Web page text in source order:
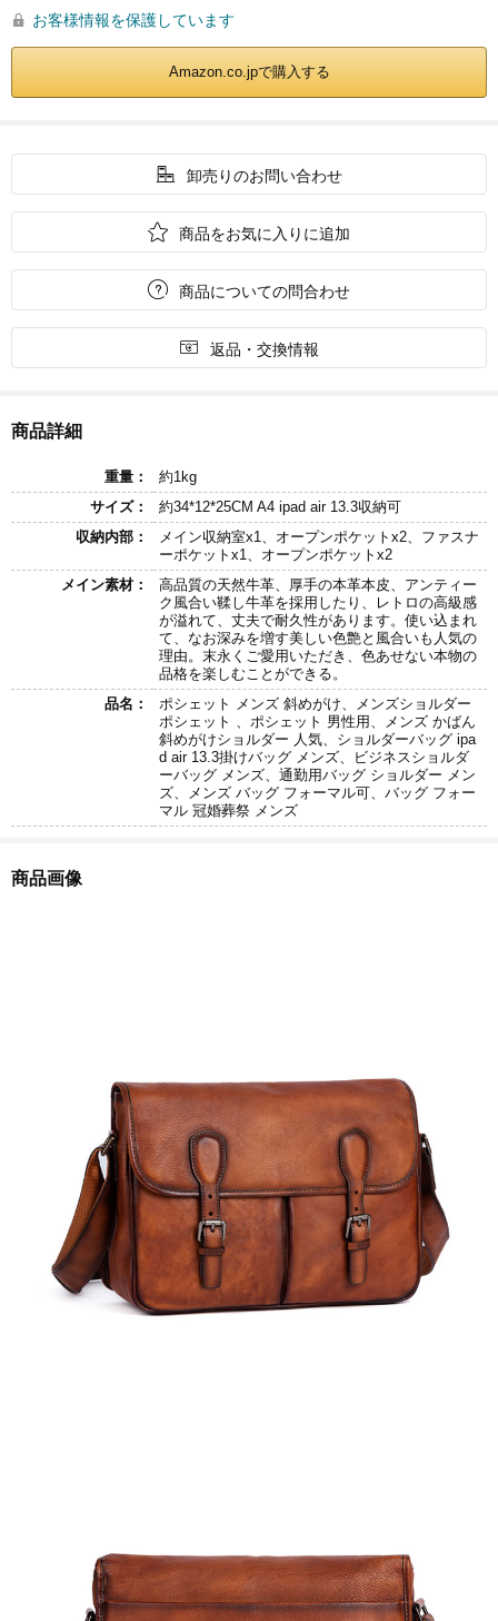
 お客様情報を保護しています
Amazon.co.jpで購入する
 卸売りのお問い合わせ
 商品をお気に入りに追加
 商品についての問合わせ
 返品・交換情報
商品詳細
重量：
約1kg
サイズ：
約34*12*25CM A4 ipad air 13.3収納可
収納内部：
メイン収納室x1、オープンポケットx2、ファスナ
ーポケットx1、オープンポケットx2
メイン素材：
高品質の天然牛革、厚手の本革本皮、アンティー
ク風合い鞣し牛革を採用したり、レトロの高級感
が溢れて、丈夫で耐久性があります。使い込まれ
て、なお深みを増す美しい色艶と風合いも人気の
理由。末永くご愛用いただき、色あせない本物の
品格を楽しむことができる。
品名：
ポシェット メンズ 斜めがけ、メンズショルダー
ポシェット 、ポシェット 男性用、メンズ かばん
斜めがけショルダー 人気、ショルダーバッグ ipa
d air 13.3掛けバッグ メンズ、ビジネスショルダ
ーバッグ メンズ、通勤用バッグ ショルダー メン
ズ、メンズ バッグ フォーマル可、バッグ フォー
マル 冠婚葬祭 メンズ
商品画像